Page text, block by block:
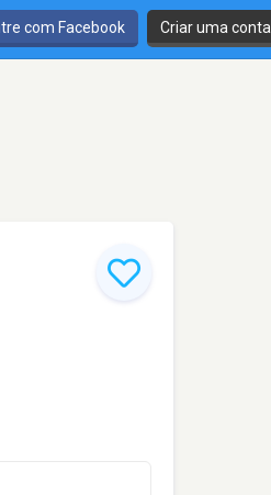
com Facebook Criar uma conta